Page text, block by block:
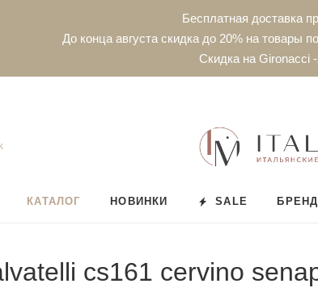
Бесплатная доставка
До конца августа скидка до 20% на товары
Скидка на Gironacci
КАТАЛОГ НОВИНКИ SALE
cs161 cervino